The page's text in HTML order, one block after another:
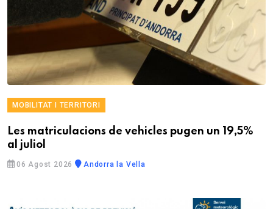
MOBILITAT I TERRITORI
Les matriculacions de vehicles pugen un 19,5%
al juliol
06 Agost 2026 Andorra la Vella